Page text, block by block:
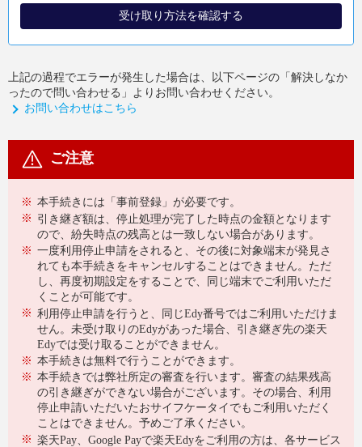
受け取り方法を確認する
上記の過程でエラーが発生した場合は、以下ページの「解決しなか
ったので問い合わせる」よりお問い合わせください。
お問い合わせはこちら
ご注意
※ 本手続きには「事前登録」が必要です。
※ 引き継ぎ額は、停止処理が完了した時点の金額となります
ので、紛失時点の残高とは一致しない場合があります。
※ 一度利用停止申請をされると、その後に対象端末が発見さ
れても本手続きをキャンセルすることはできません。ただ
し、再度初期設定をすることで、同じ端末でご利用いただ
くことが可能です。
※ 利用停止申請を行うと、同じEdy番号ではご利用いただけま
せん。未受け取りのEdyがあった場合、引き継ぎ先の楽天
Edyでは受け取ることができません。
※ 本手続きは無料で行うことができます。
※ 本手続きでは弊社所定の審査を行います。審査の結果残高
の引き継ぎができない場合がございます。その場合、利用
停止申請いただいたおサイフケータイでもご利用いただく
ことはできません。予めご了承ください。
※ 楽天Pay、Google Payで楽天Edyをご利用の方は、各サービス